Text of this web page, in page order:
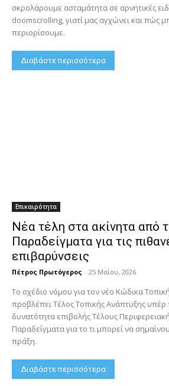
σκρολάρουμε ασταμάτητα σε αρνητικές
doomscrolling, γιατί μας αγχώνει και πώς
περιορίσουμε.
Διαβάστε περισσότερα
Επικαιρότητα
Νέα τέλη στα ακίνητα από
Παραδείγματα για τις
επιβαρύνσεις
Πέτρος Πρωτόγερος - 25 Μαΐου, 2026
Το σχέδιο νόμου για τον νέο Κώδικα
προβλέπει Τέλος Τοπικής Ανάπτυξης
δυνατότητα επιβολής Τέλους
Παραδείγματα για το τι μπορεί να
πράξη.
Διαβάστε περισσότερα